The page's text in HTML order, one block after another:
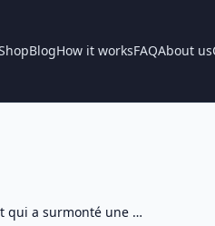
BlogHow it worksFAQAbout us
Souvenir pour un enfant qui a surmonté une maladie grave